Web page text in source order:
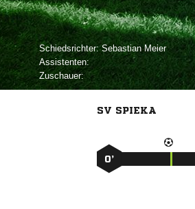
Schiedsrichter: 
Assistenten:
Zuschauer:
SV SPIEKA
0’